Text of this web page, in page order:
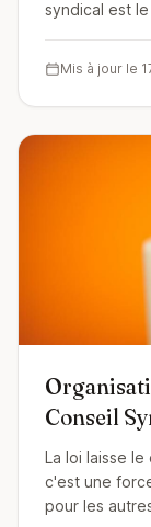
syndical est
les pièces,
condition de
Mis à jour le
Conseil
La loi laisse
c'est une
pour les